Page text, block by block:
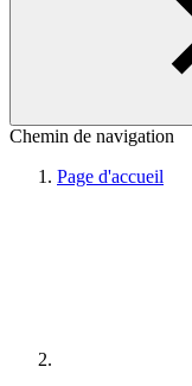
Chemin de navigation
Page d'accueil